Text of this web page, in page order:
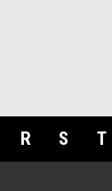
R S T